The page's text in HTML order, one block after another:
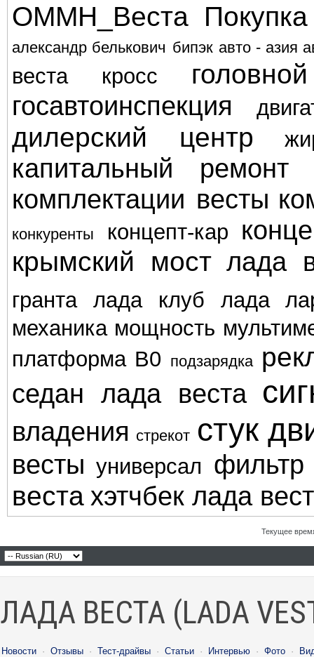
ОММН_Веста
александр белькович бипэк авто - азия
веста кросс
госавтоинспекция
дилерский центр
капитальный ремонт
комплектации весты
конкуренты концепт-кар
крымский мост лада
гранта лада клуб
лада
механика мощность
платформа В0
подзарядка
седан лада веста
владения стрекот стук
весты универсал
веста хэтчбек лада
Текущее
ЛАДА ВЕСТА (LADA
Новости · Отзывы · Тест-драйвы · Статьи · Интервью · Фото ·